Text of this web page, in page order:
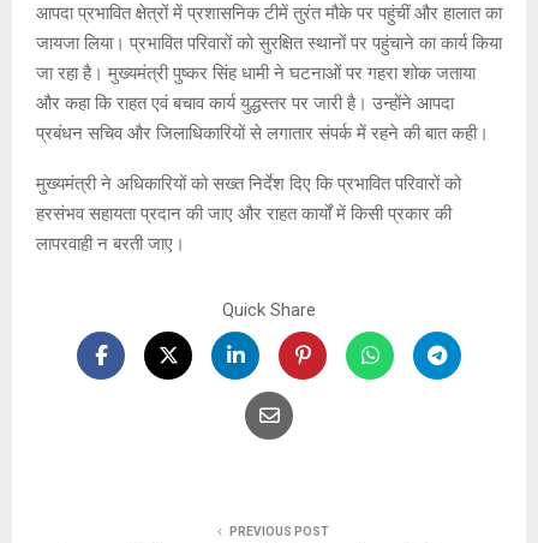
आपदा प्रभावित क्षेत्रों में प्रशासनिक टीमें तुरंत मौके पर पहुंचीं और हालात का
जायजा लिया। प्रभावित परिवारों को सुरक्षित स्थानों पर पहुंचाने का कार्य किया
जा रहा है। मुख्यमंत्री पुष्कर सिंह धामी ने घटनाओं पर गहरा शोक जताया
और कहा कि राहत एवं बचाव कार्य युद्धस्तर पर जारी है। उन्होंने आपदा
प्रबंधन सचिव और जिलाधिकारियों से लगातार संपर्क में रहने की बात कही।
मुख्यमंत्री ने अधिकारियों को सख्त निर्देश दिए कि प्रभावित परिवारों को
हरसंभव सहायता प्रदान की जाए और राहत कार्यों में किसी प्रकार की
लापरवाही न बरती जाए।
Quick Share
PREVIOUS POST